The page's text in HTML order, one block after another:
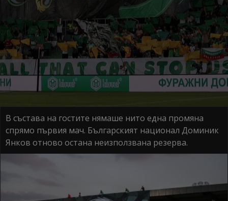
В състава на гостите нямаше нито една промяна
спрямо първия мач. Българският национал Доминик
Янков отново остана неизползвана резерва.